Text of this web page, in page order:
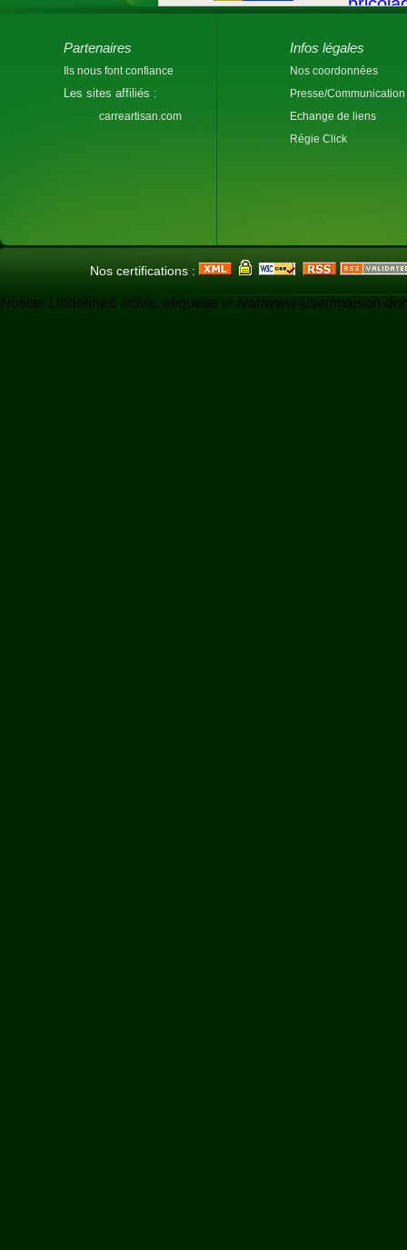
Partenaires
Ils nous font confiance
Les sites affiliés :
carreartisan.com
Infos légales
Nos coordonnées
Presse/Communication
Echange de liens
Régie Click
Nos certifications :
Notice: Undefined index: etiquette in /var/www-user/maison-